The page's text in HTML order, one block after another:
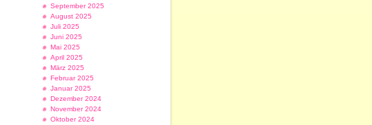
September 2025
August 2025
Juli 2025
Juni 2025
Mai 2025
April 2025
März 2025
Februar 2025
Januar 2025
Dezember 2024
November 2024
Oktober 2024